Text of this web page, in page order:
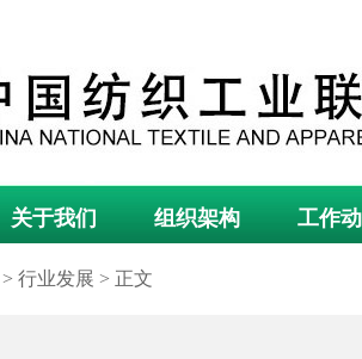
关于我们 组织架构 工作
> 行业发展 > 正文